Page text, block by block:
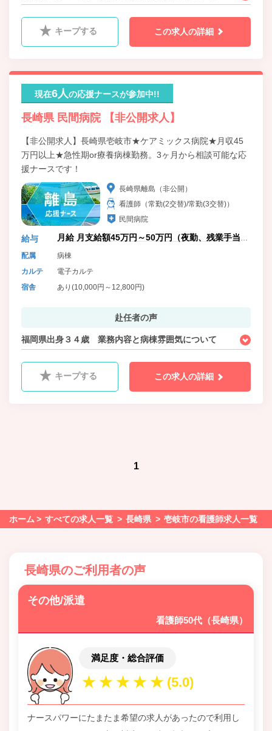
キープする この求人の詳細
現在6人の応援ナースが参加中!!
長崎県 民間病院 【非公開求人】
【非公開求人】長崎県壱岐市★ケアミックス病院★月収45
万円以上★急性期or療養病棟勤務。3ヶ月から相談可能な応
援ナースです！
長崎県離島（非公開）
看護師（常勤(2交替)/常勤(3交替)）
民間病院
給与
月給 月支給額45万円～50万円（夜勤、残業手当
含）
配属
病棟
カルテ
電子カルテ
宿舎
あり(10,000円～12,800円)
赴任者の声
福岡県出身３４歳 業務内容と病棟雰囲気について
キープする この求人の詳細
1
ホーム すべての求人一覧 長崎県 壱岐市の看護師求人一覧
長崎県のご利用者の声
その他/派遣
看護師50代（長崎県）
満足度・総合評価
ナースパワーにたまたま希望の求人があったので利用し